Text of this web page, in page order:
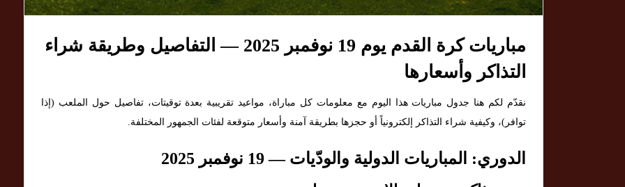
مباريات كرة القدم يوم 19 نوفمبر 2025 — التفاصيل وطريقة شراء
التذاكر وأسعارها
نقدّم لكم هنا جدول مباريات هذا اليوم مع معلومات كل مباراة، مواعيد تقريبية بعدة توقيتات، تفاصيل حول الملعب (إذا
توافر)، وكيفية شراء التذاكر إلكترونياً أو حجزها بطريقة آمنة وأسعار متوقعة لفئات الجمهور المختلفة.
الدوري: المباريات الدولية والودّيات — 19 نوفمبر 2025